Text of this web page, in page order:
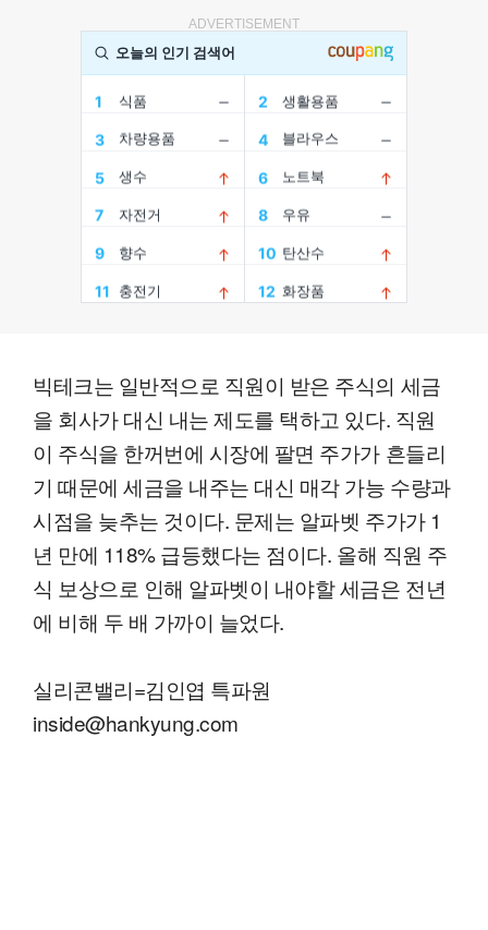
ADVERTISEMENT
빅테크는 일반적으로 직원이 받은 주식의 세금
을 회사가 대신 내는 제도를 택하고 있다. 직원
이 주식을 한꺼번에 시장에 팔면 주가가 흔들리
기 때문에 세금을 내주는 대신 매각 가능 수량과
시점을 늦추는 것이다. 문제는 알파벳 주가가 1
년 만에 118% 급등했다는 점이다. 올해 직원 주
식 보상으로 인해 알파벳이 내야할 세금은 전년
에 비해 두 배 가까이 늘었다.
실리콘밸리=김인엽 특파원
inside@hankyung.com